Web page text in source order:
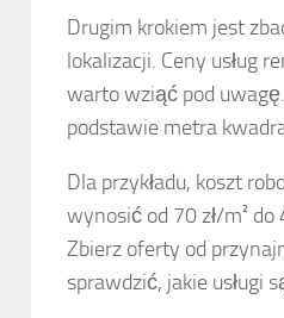
Drugim krokiem jest
lokalizacji. Ceny usług
warto wziąć pod
podstawie metra
Dla przykładu, koszt
wynosić od 70 zł/m²
Zbierz oferty od
sprawdzić, jakie usługi